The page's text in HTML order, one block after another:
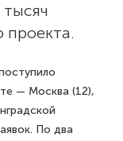
проекта.
— Москва (12),
По два